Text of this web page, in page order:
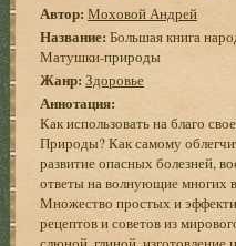
Автор: Моховой Андрей
Название: Большая книга
Матушки-природы
Жанр: Здоровье
Аннотация:
Как использовать на благо
Природы? Как самому
развитие опасных болезней,
ответы на волнующие многих
Множество простых и
рецептов и советов из